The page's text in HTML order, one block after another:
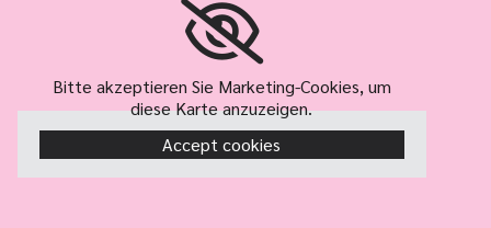
Bitte akzeptieren Sie Marketing-Cookies, um
diese Karte anzuzeigen.
Accept cookies